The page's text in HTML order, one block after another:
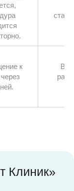
к
Клиник»